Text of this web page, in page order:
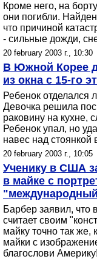
Кроме него, на
они погибли.
что причиной
- сильные дожди,
20 february 2003 г., 10:30
В Южной Корее
из окна с 15-го
Ребенок отделался
Девочка решила
раковину на кухне,
Ребенок упал, но
навес над стоянкой
20 february 2003 г., 10:05
Ученику в США
в майке с
Барбер заявил, что
считает своим
майку точно так же,
майки с
благослови